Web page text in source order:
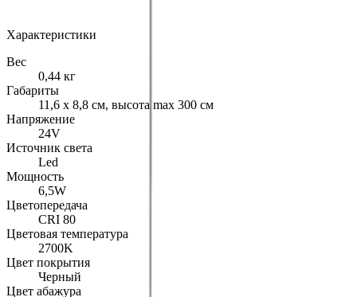
Характеристики
Вес
0,44 кг
Габариты
11,6 х 8,8 см, высота max 300 см
Напряжение
24V
Источник света
Led
Мощность
6,5W
Цветопередача
CRI 80
Цветовая температура
2700K
Цвет покрытия
Черный
Цвет абажура